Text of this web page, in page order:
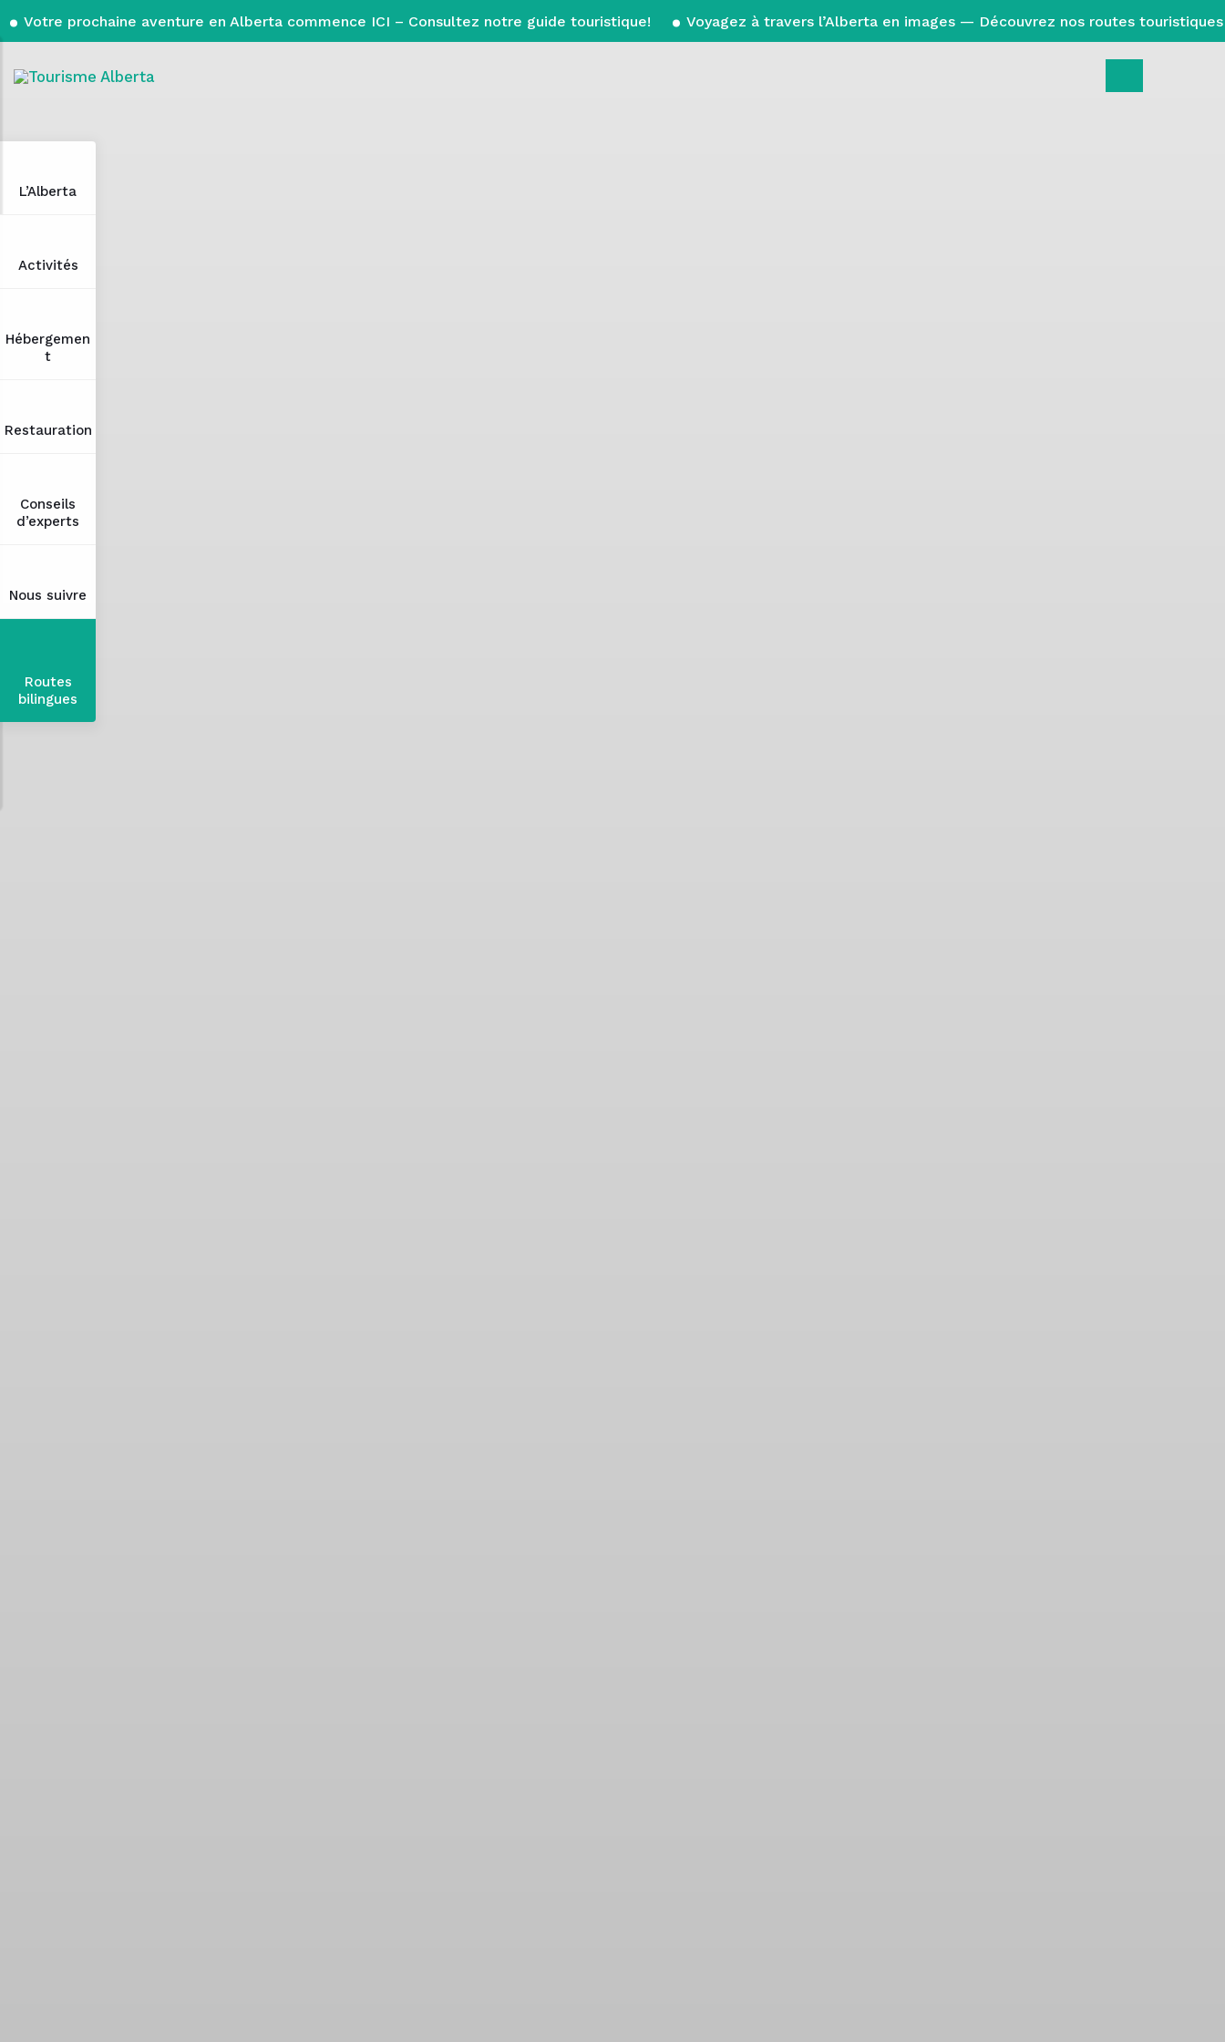
Votre prochaine aventure en Alberta commence ICI – Consultez notre guide touristique! Voyagez à travers l’Alberta en images — Découvrez nos routes touristiques
L’Alberta
Activités
Hébergemen
t
Restauration
Conseils
d’experts
Nous suivre
Routes
bilingues